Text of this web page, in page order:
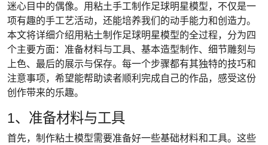
迷心目中的偶像。用粘土手工制作足球明星模型，不仅是一
项有趣的手工艺活动，还能培养我们的动手能力和创造力。
本文将详细介绍用粘土制作足球明星模型的全过程，分为四
个主要方面：准备材料与工具、基本造型制作、细节雕刻与
上色、最后的展示与保存。每一个步骤都有其独特的技巧和
注意事项，希望能帮助读者顺利完成自己的作品，感受这份
创作带来的乐趣。
1、准备材料与工具
首先，制作粘土模型需要准备好一些基础材料和工具。这些